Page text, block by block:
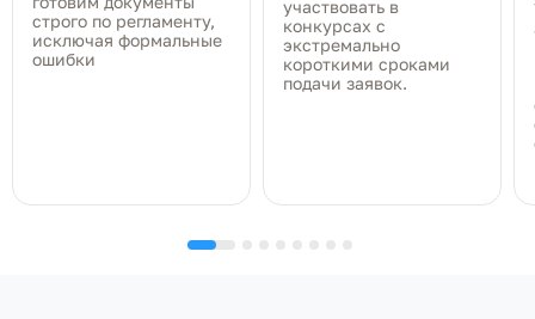
строго по регламенту,
исключая формальные
ошибки
участвовать в
конкурсах с
экстремально
короткими сроками
подачи заявок.